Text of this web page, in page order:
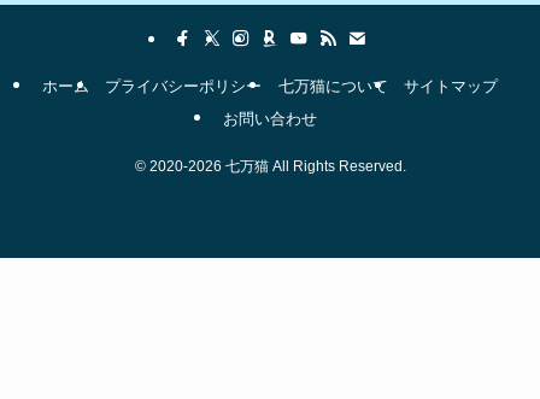
ホーム プライバシーポリシー 七万猫について
サイトマップ
お問い合わせ
©2020-2026 七万猫 All Rights Reserved.